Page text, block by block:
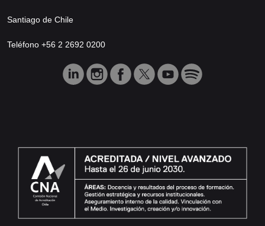
Santiago de Chile
Teléfono +56 2 2692 0200